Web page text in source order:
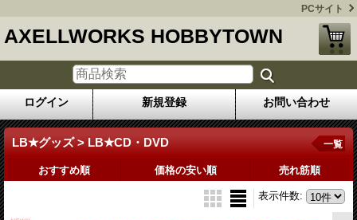
PCサイト
AXELLWORKS HOBBYTOWN
ログイン 新規登録 お問い合わせ
LB★グッズ > LB★CD・DVD 一覧
おすすめ順 価格の安い順 売れ筋順
表示件数: